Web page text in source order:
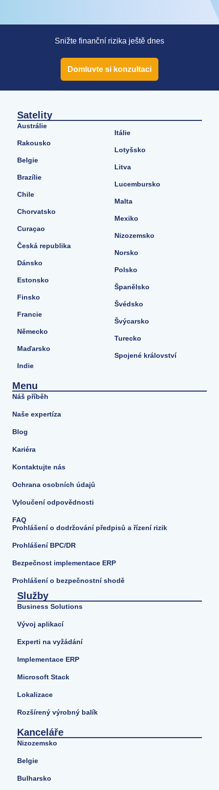
Snižte finanční rizika ještě dnes
Domluvte si konzultaci
Satelity
Austrálie
Rakousko
Belgie
Brazílie
Chile
Chorvatsko
Curaçao
Česká republika
Dánsko
Estonsko
Finsko
Francie
Německo
Maďarsko
Indie
Itálie
Lotyšsko
Litva
Lucembursko
Malta
Mexiko
Nizozemsko
Norsko
Polsko
Španělsko
Švédsko
Švýcarsko
Turecko
Spojené království
Menu
Náš příběh
Naše expertíza
Blog
Kariéra
Kontaktujte nás
Ochrana osobních údajů
Vyloučení odpovědnosti
FAQ
Prohlášení o dodržování předpisů a řízení rizik
Prohlášení BPC/DR
Bezpečnost implementace ERP
Prohlášení o bezpečnostní shodě
Služby
Business Solutions
Vývoj aplikací
Experti na vyžádání
Implementace ERP
Microsoft Stack
Lokalizace
Rozšírený výrobný balík
Kanceláře
Nizozemsko
Belgie
Bulharsko